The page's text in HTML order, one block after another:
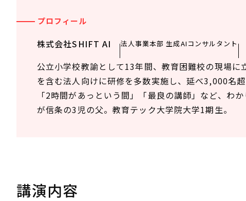
プロフィール
株式会社SHIFT AI 法人事業本部 生成AIコンサルタント
公立小学校教諭として13年間、教育困難校の現場
を含む法人向けに研修を多数実施し、延べ3,000名
「2時間があっという間」「最良の講師」など、わ
が信条の3児の父。教育テック大学院大学1期生。
講演内容